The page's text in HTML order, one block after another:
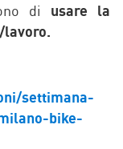
di usare la
lavoro.
settimana-
bike-